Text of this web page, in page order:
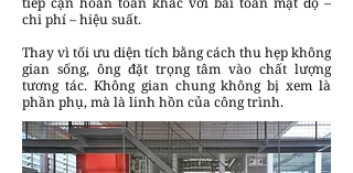
chi phí – hiệu suất.
Thay vì tối ưu diện tích bằng cách thu hẹp không
gian sống, ông đặt trọng tâm vào chất lượng
tương tác. Không gian chung không bị xem là
phần phụ, mà là linh hồn của công trình.